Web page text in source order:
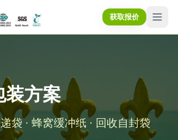
获取报价
装方案
袋 · 蜂窝缓冲纸 · 回收自封袋